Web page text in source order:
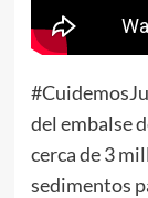
del embalse
cerca de 3
sedimentos